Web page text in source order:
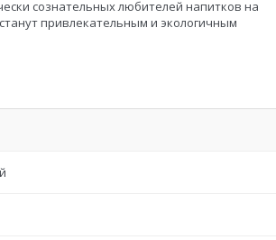
сознательных любителей напитков на
привлекательным и экологичным